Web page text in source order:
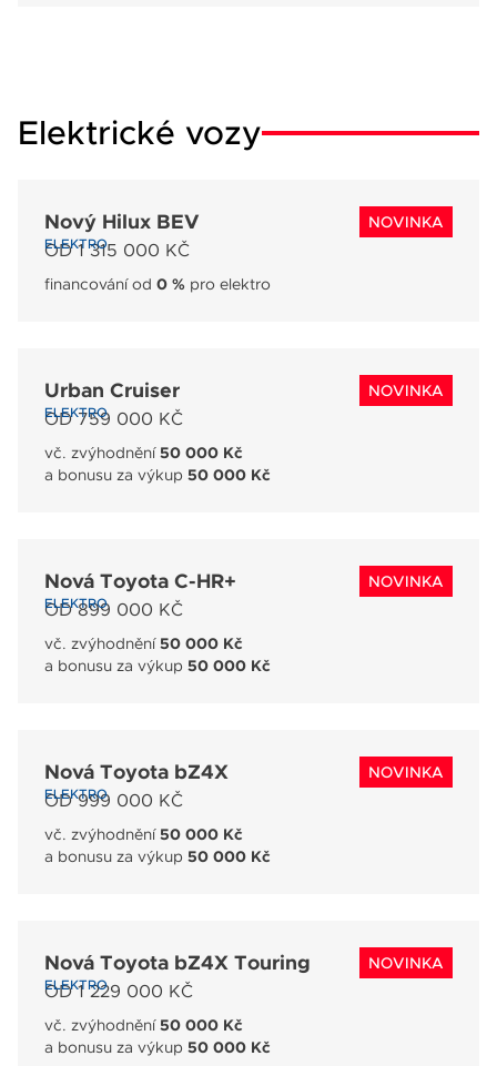
Elektrické vozy
NOVINKA
ELEKTRO
Nový Hilux BEV
OD 1 315 000 KČ
financování od 0 % pro elektro
NOVINKA
ELEKTRO
Urban Cruiser
OD 759 000 KČ
vč. zvýhodnění50 000 Kč
a bonusu za výkup 50 000 Kč
NOVINKA
ELEKTRO
Nová Toyota C-HR+
OD 899 000 KČ
vč. zvýhodnění50 000 Kč
a bonusu za výkup 50 000 Kč
NOVINKA
ELEKTRO
Nová Toyota bZ4X
OD 999 000 KČ
vč. zvýhodnění50 000 Kč
a bonusu za výkup 50 000 Kč
NOVINKA
ELEKTRO
Nová Toyota bZ4X Touring
OD 1 229 000 KČ
vč. zvýhodnění50 000 Kč
a bonusu za výkup 50 000 Kč